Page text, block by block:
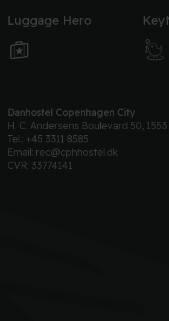
Luggage Hero
Danhostel Copenhagen City
H. C. Andersens Boulevard 50,
Tel.: +45 3311 8585
Email: rec@cphhostel.dk
CVR: 33774141